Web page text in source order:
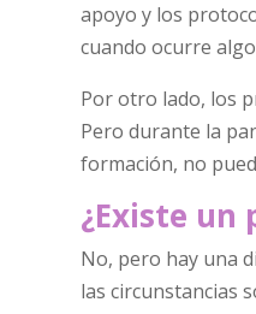
apoyo y los
cuando ocurre
Por otro lado, los
Pero durante la
formación, no
¿Existe un
No, pero hay una
las circunstancias